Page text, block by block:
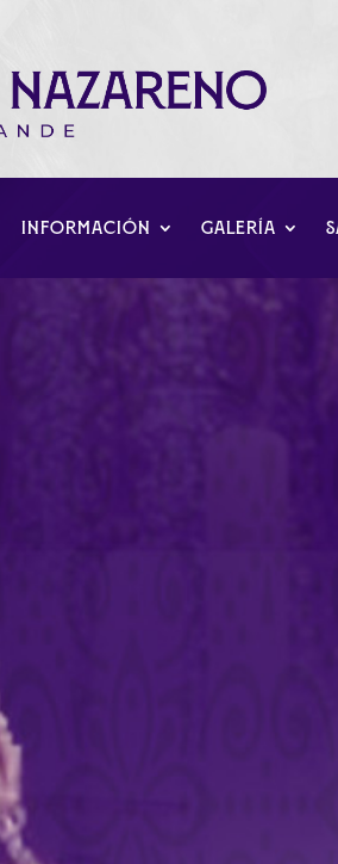
INFORMACIÓN GALERÍA